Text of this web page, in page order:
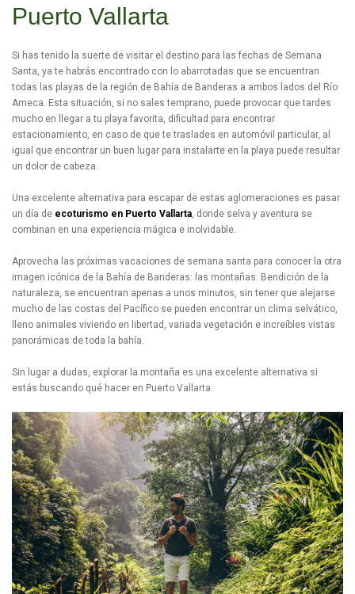
Puerto Vallarta
Si has tenido la suerte de visitar el destino para las fechas de Semana
Santa, ya te habrás encontrado con lo abarrotadas que se encuentran
todas las playas de la región de Bahía de Banderas a ambos lados del Río
Ameca. Esta situación, si no sales temprano, puede provocar que tardes
mucho en llegar a tu playa favorita, dificultad para encontrar
estacionamiento, en caso de que te traslades en automóvil particular, al
igual que encontrar un buen lugar para instalarte en la playa puede resultar
un dolor de cabeza.
Una excelente alternativa para escapar de estas aglomeraciones es pasar
un día de ecoturismo en Puerto Vallarta, donde selva y aventura se
combinan en una experiencia mágica e inolvidable.
Aprovecha las próximas vacaciones de semana santa para conocer la otra
imagen icónica de la Bahía de Banderas: las montañas. Bendición de la
naturaleza, se encuentran apenas a unos minutos, sin tener que alejarse
mucho de las costas del Pacífico se pueden encontrar un clima selvático,
lleno animales viviendo en libertad, variada vegetación e increíbles vistas
panorámicas de toda la bahía.
Sin lugar a dudas, explorar la montaña es una excelente alternativa si
estás buscando qué hacer en Puerto Vallarta.